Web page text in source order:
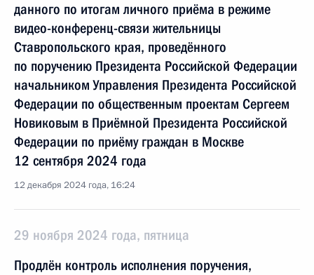
данного по итогам личного приёма в режиме
видео-конференц-связи жительницы
Ставропольского края, проведённого
по поручению Президента Российской Федерации
начальником Управления Президента Российской
Федерации по общественным проектам Сергеем
Новиковым в Приёмной Президента Российской
Федерации по приёму граждан в Москве
12 сентября 2024 года
12 декабря 2024 года, 16:24
29 ноября 2024 года, пятница
Продлён контроль исполнения поручения,